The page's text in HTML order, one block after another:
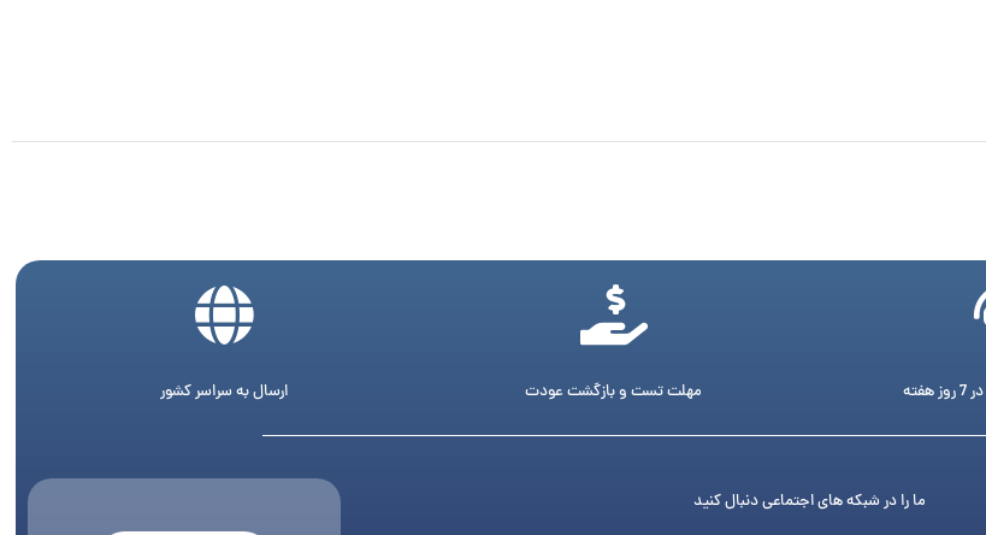
مهلت تست و بازگشت عودت ارسال به سراسر کشور
ما را در شبکه های اجتماعی دنبال کنید